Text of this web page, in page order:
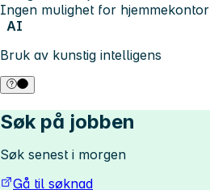
Ingen mulighet for hjemmekontor
AI
Bruk av kunstig intelligens
Søk på jobben
Søk senest i morgen
Gå til søknad